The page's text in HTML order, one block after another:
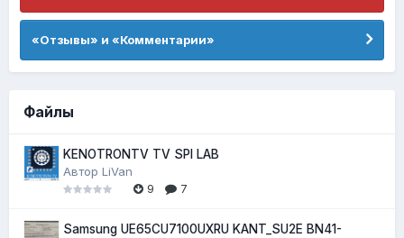
«Отзывы» и «Комментарии»
Файлы
KENOTRONTV TV SPI LAB
Автор LiVan
9
7
Samsung UE65CU7100UXRU KANT_SU2E BN41-